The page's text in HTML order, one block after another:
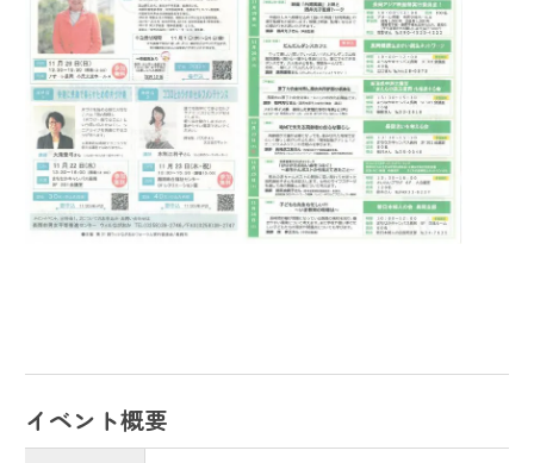
イベント概要